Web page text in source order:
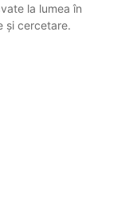
la lumea în
și cercetare.